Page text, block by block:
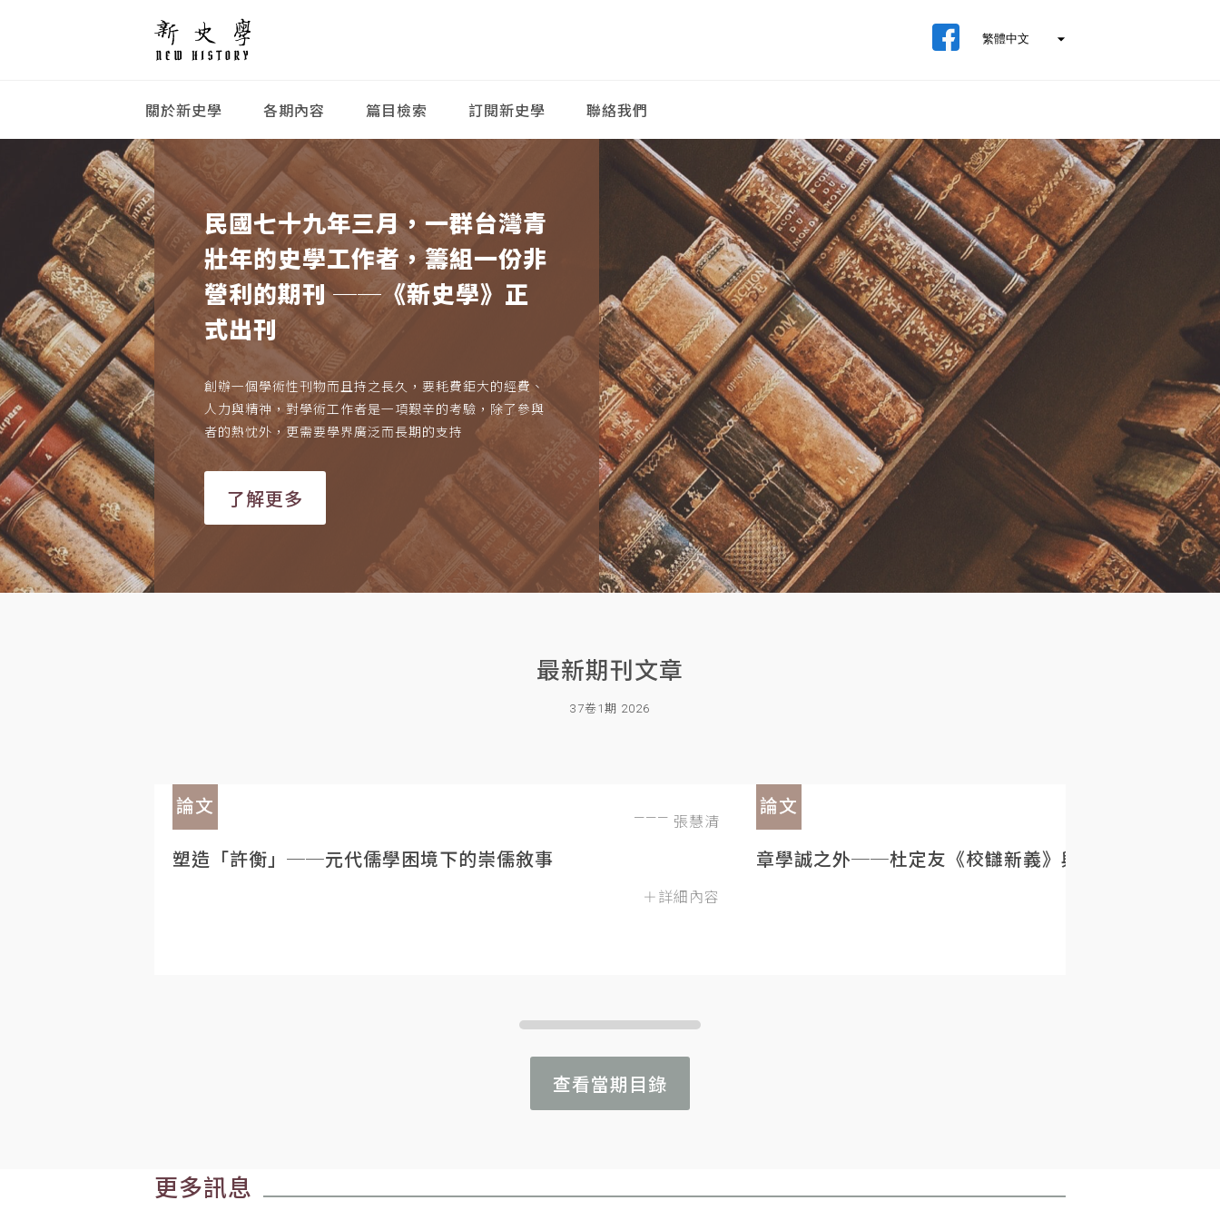
關於新史學 各期內容 篇目檢索 訂閱新史學 聯絡我們
民國七十九年三月，一群台灣青
壯年的史學工作者，籌組一份非
營利的期刊 ──《新史學》正
式出刊
創辦一個學術性刊物而且持之長久，要耗費鉅大的經費、
人力與精神，對學術工作者是一項艱辛的考驗，除了參與
者的熱忱外，更需要學界廣泛而長期的支持
了解更多
最新期刊文章
37卷1期 2026
論文
張慧清
塑造「許衡」──元代儒學困境下的崇儒敘事
＋詳細內容
論文
章學誠之外──杜定友《校讎新義》與民初目錄學的重
查看當期目錄
更多訊息